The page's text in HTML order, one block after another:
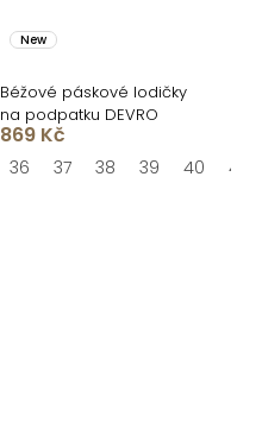
New
Béžové páskové lodičky
na podpatku DEVRO
869 Kč
36 37 38 39 40 41